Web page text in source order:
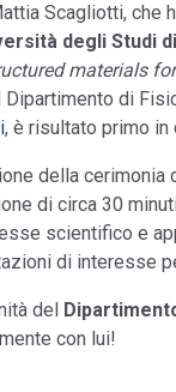
Scagliotti, che
degli Studi
materials
Dipartimento di
, è risultato primo
della cerimonia
di circa 30
scientifico e
di interesse
del
con lui!